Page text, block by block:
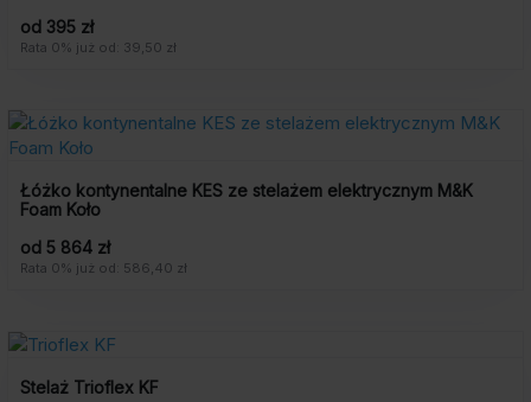
od 395 zł
Rata 0% już od: 39,50 zł
Łóżko kontynentalne KES ze stelażem elektrycznym M&K
Foam Koło
od 5 864 zł
Rata 0% już od: 586,40 zł
Stelaż Trioflex KF